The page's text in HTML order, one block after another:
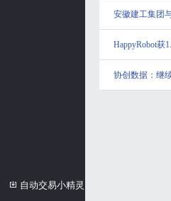
自动交易小精灵
安徽建工集团
HappyRobot获
协创数据：继